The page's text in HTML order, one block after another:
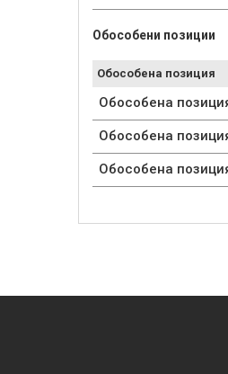
Обособени позиции
Обособена позиция
Обособена
Обособена
Обособена